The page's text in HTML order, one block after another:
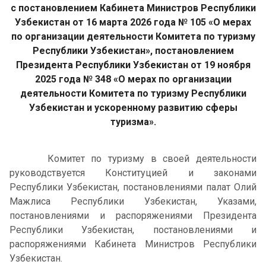
с постановлением Кабинета Министров Республики
Узбекистан от 16 марта 2026 года № 105 «О мерах
по организации деятельности Комитета по туризму
Республики Узбекистан», постановлением
Президента Республики Узбекистан от 19 ноября
2025 года № 348 «О мерах по организации
деятельности Комитета по туризму Республики
Узбекистан и ускоренному развитию сферы
туризма».
Комитет по туризму в своей деятельности
руководствуется Конституцией и законами
Республики Узбекистан, постановлениями палат Олий
Мажлиса Республики Узбекистан, Указами,
постановлениями и распоряжениями Президента
Республики Узбекистан, постановлениями и
распоряжениями Кабинета Министров Республики
Узбекистан.